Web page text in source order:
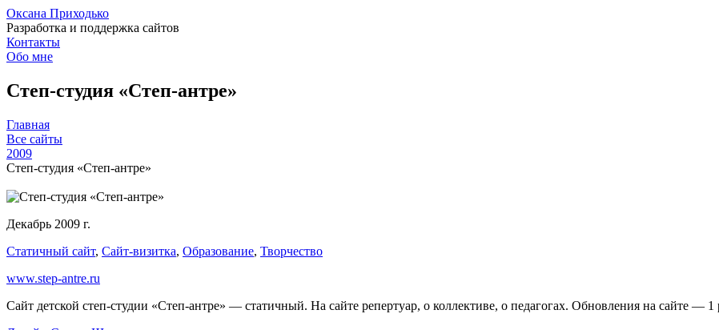
Оксана Приходько
Разработка и поддержка сайтов
Контакты
Обо мне
Степ-студия «Степ-антре»
Главная
Все сайты
2009
Степ-студия «Степ-антре»
Декабрь 2009 г.
Статичный сайт, Сайт-визитка, Образование, Творчество
www.step-antre.ru
Сайт детской степ-студии «Степ-антре» — статичный. На сайте репертуар, о коллективе, о педагогах. Обновления на сайте —